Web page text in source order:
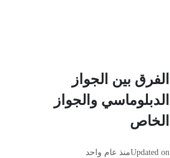
الفرق بين الجواز
الدبلوماسي والجواز
الخاص
Updated onمنذ عام واحد